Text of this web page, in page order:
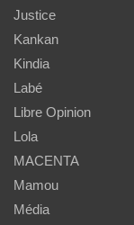
Justice
Kankan
Kindia
Labé
Libre Opinion
Lola
MACENTA
Mamou
Média